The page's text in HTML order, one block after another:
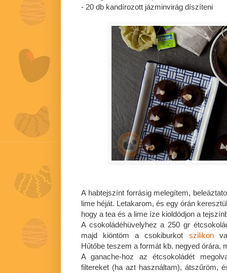
- 20 db kandírozott jázminvirág díszíteni
A habtejszínt forrásig melegítem,
lime héját. Letakarom, és egy órán
hogy a tea és a lime íze kioldódjon a
A csokoládéhüvelyhez a 250 gr
majd kiöntöm a csokiburkot szilikon
Hűtőbe teszem a formát kb. negyed órára,
A ganache-hoz az étcsokoládét
filtereket (ha azt használtam), átszűröm,